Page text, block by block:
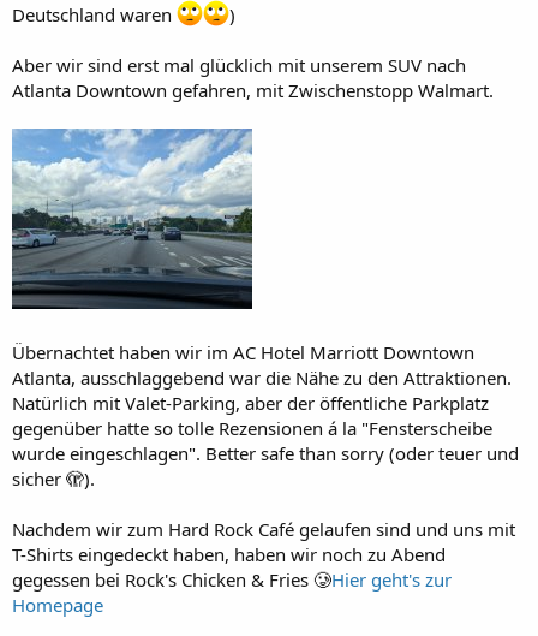
Deutschland waren
)
Aber wir sind erst mal glücklich mit unserem SUV nach
Atlanta Downtown gefahren, mit Zwischenstopp Walmart.
Übernachtet haben wir im AC Hotel Marriott Downtown
Atlanta, ausschlaggebend war die Nähe zu den Attraktionen.
Natürlich mit Valet-Parking, aber der öffentliche Parkplatz
gegenüber hatte so tolle Rezensionen á la "Fensterscheibe
wurde eingeschlagen". Better safe than sorry (oder teuer und
sicher 🫣).
Nachdem wir zum Hard Rock Café gelaufen sind und uns mit
T-Shirts eingedeckt haben, haben wir noch zu Abend
gegessen bei Rock's Chicken & Fries 🥲Hier geht's zur
Homepage